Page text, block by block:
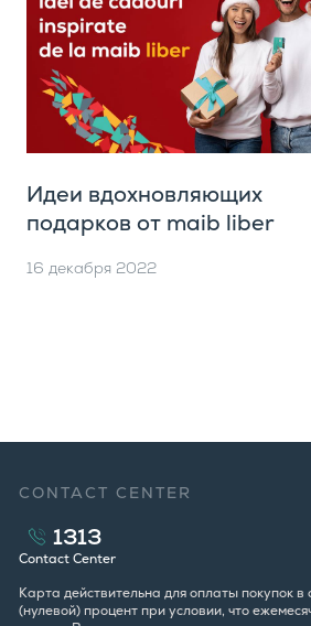
Идеи вдохновляющих
подарков от maib liber
16 декабря 2022
CONTACT CENTER
1313
Contact Center
Карта действительна для оплаты покупок
(нулевой) процент при условии, что